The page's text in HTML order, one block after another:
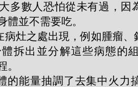
多數人恐怕從未有過，因
體並不需要吃。
灶之處出現，例如腫瘤、
拆出並分解這些病態的
。
的能量抽調了去集中火力